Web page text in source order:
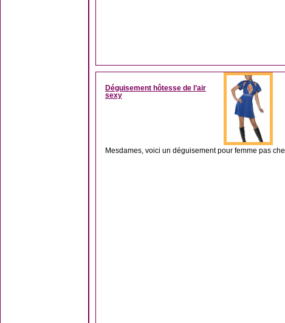
Déguisement hôtesse de l’air
sexy
Mesdames, voici un déguisement pour femme pas